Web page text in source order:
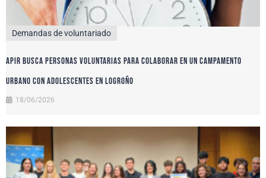
Demandas de voluntariado
APIR busca personas voluntarias para colaborar en un campamento
urbano con adolescentes en Logroño
18/06/2026